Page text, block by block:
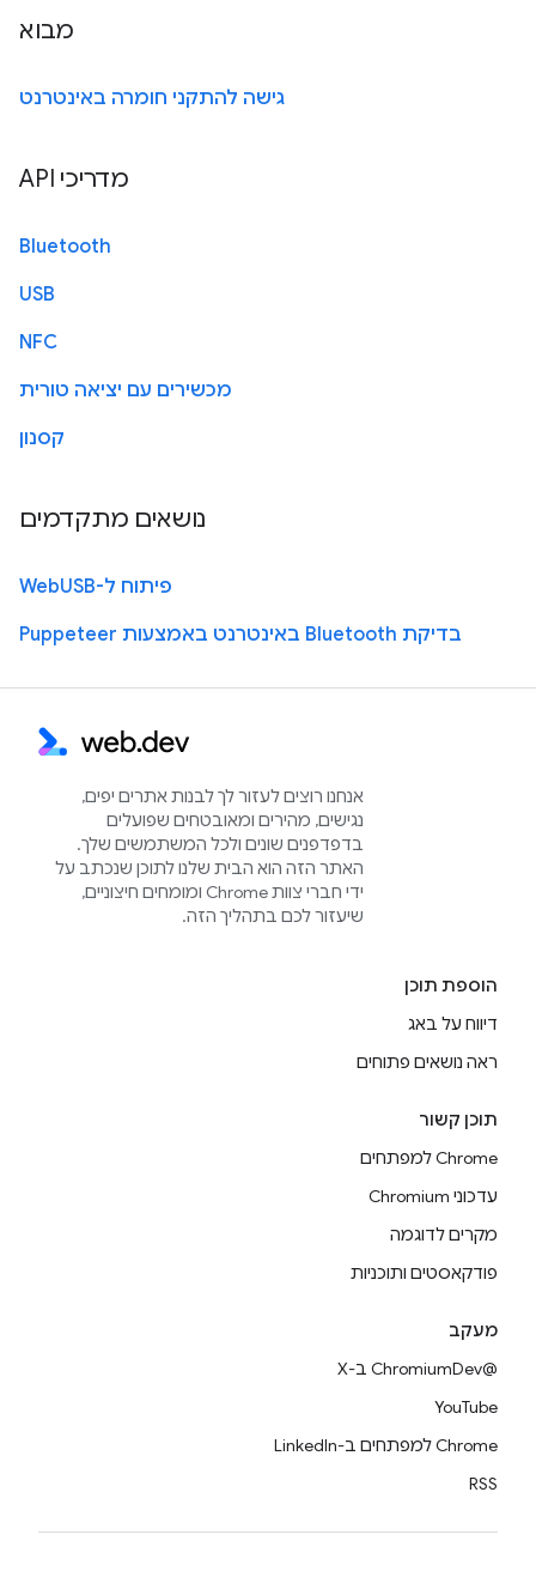
מבוא
גישה להתקני חומרה באינטרנט
מדריכי API
Bluetooth
USB
NFC
מכשירים עם יציאה טורית
קסנון
נושאים מתקדמים
פיתוח ל-WebUSB
בדיקת Bluetooth באינטרנט באמצעות Puppeteer
אנחנו רוצים לעזור לך לבנות אתרים יפים,
נגישים, מהירים ומאובטחים שפועלים
בדפדפנים שונים ולכל המשתמשים שלך.
האתר הזה הוא הבית שלנו לתוכן שנכתב על
ידי חברי צוות Chrome ומומחים חיצוניים,
שיעזור לכם בתהליך הזה.
הוספת תוכן
דיווח על באג
ראה נושאים פתוחים
תוכן קשור
Chrome למפתחים
עדכוני Chromium
מקרים לדוגמה
פודקאסטים ותוכניות
מעקב
@ChromiumDev ב-X
YouTube
Chrome למפתחים ב-LinkedIn
RSS